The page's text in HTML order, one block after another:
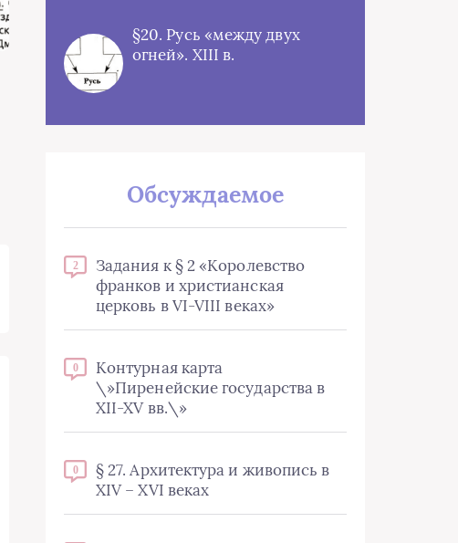
§20. Русь «между двух
огней». XIII в.
Обсуждаемое
2
Задания к § 2 «Королевство
франков и христианская
церковь в VI-VIII веках»
0
Контурная карта
\»Пиренейские государства в
XII-XV вв.\»
0
§ 27. Архитектура и живопись в
XIV – XVI веках